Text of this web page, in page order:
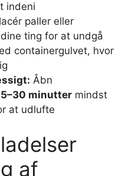
indeni
paller eller
ting for at undgå
containergulvet, hvor
Åbn
minutter mindst
at udlufte
af